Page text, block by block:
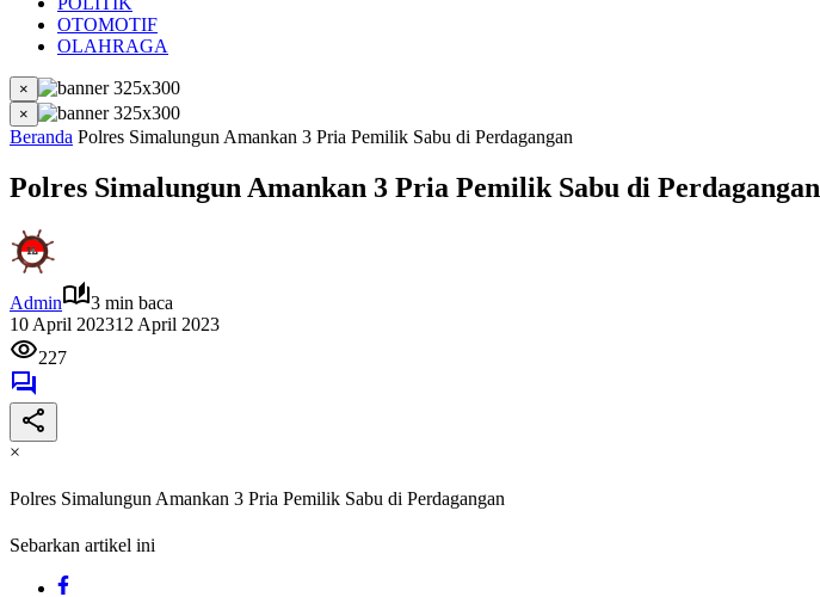
OTOMOTIF
OLAHRAGA
×
×
Beranda Polres Simalungun Amankan 3 Pria Pemilik Sabu di Perdagangan
Polres Simalungun Amankan 3 Pria Pemilik Sabu di Perdagangan
Admin
3 min baca
10 April 202312 April 2023
227
×
Polres Simalungun Amankan 3 Pria Pemilik Sabu di Perdagangan
Sebarkan artikel ini